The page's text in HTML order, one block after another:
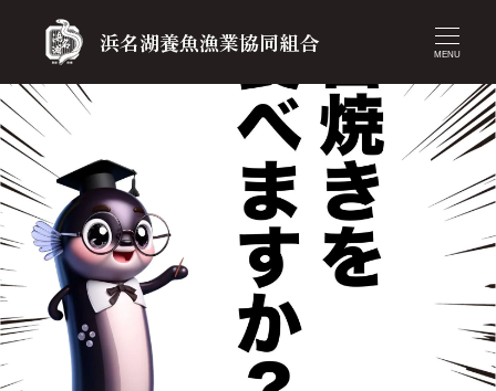
浜名湖養魚漁業協同組合 MENU